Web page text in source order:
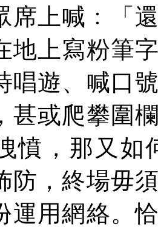
席上喊﹕「
地上寫粉筆
唱遊、喊口
甚或爬攀圍
憤，那又如
防，終場毋
運用網絡。